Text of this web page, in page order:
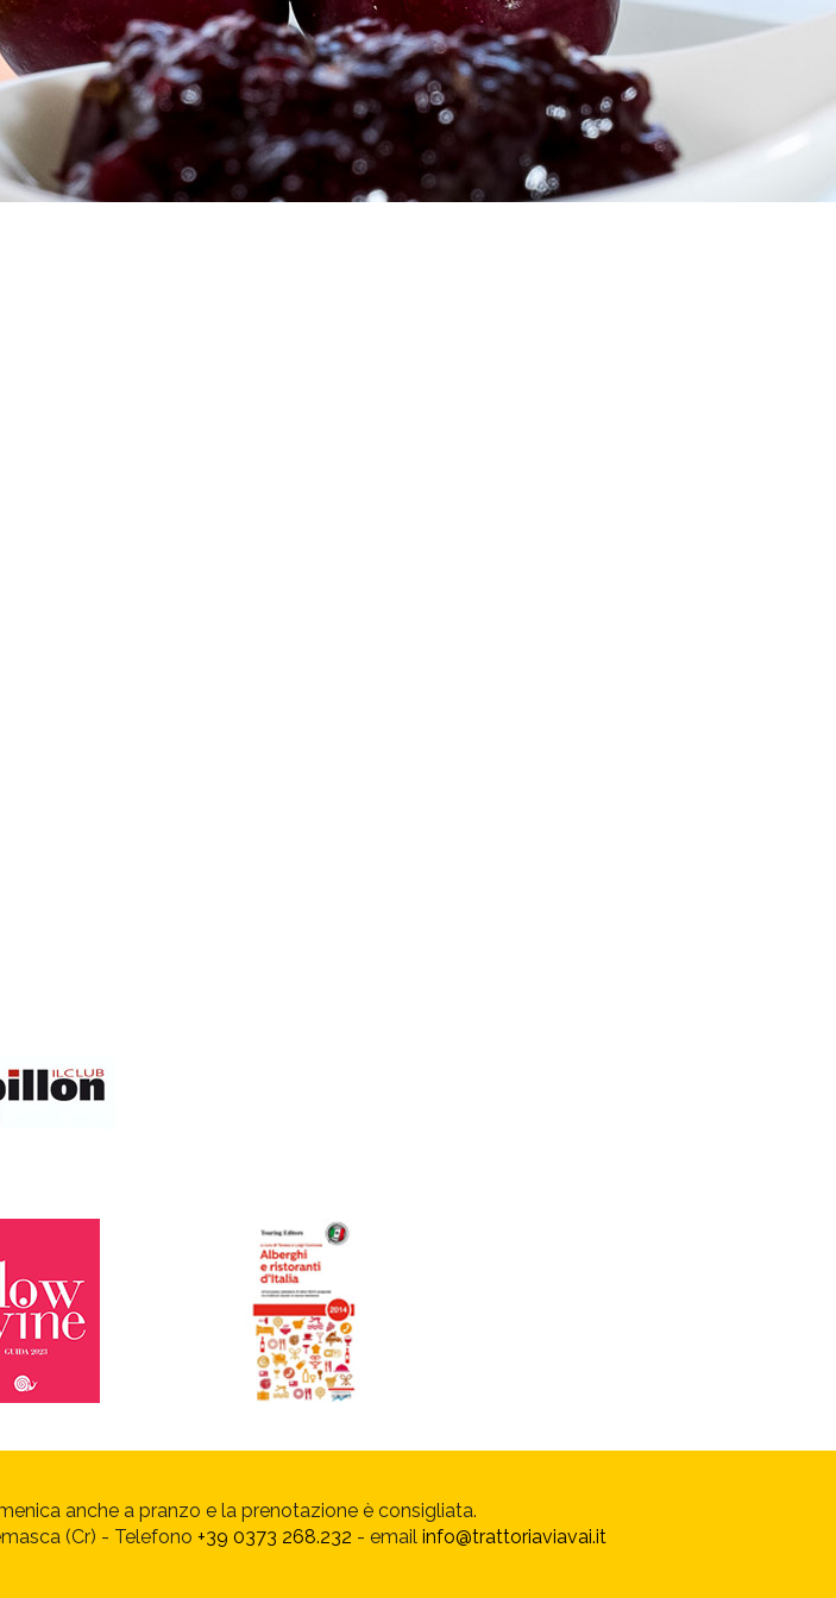
anche a pranzo e la prenotazione è consigliata.
(Cr) - Telefono +39 0373 268.232 - email info@trattoriaviavai.it